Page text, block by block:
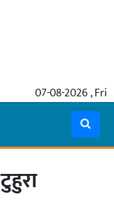
07-08-2026 , Fri